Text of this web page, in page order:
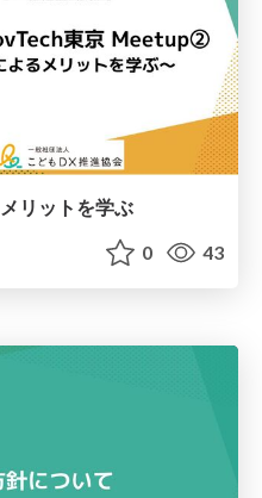
リットを学ぶ
0 43